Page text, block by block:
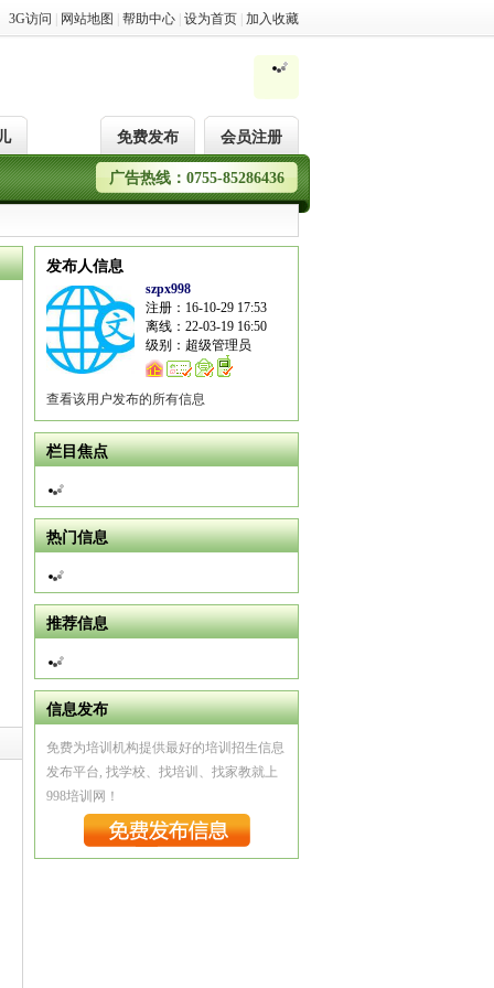
3G访问 网站地图 帮助中心 设为首页 加入收藏
会员注册
免费发布
广告热线：0755-85286436
发布人信息
szpx998
注册：16-10-29 17:53
离线：22-03-19 16:50
级别：超级管理员
查看该用户发布的所有信息
栏目焦点
热门信息
推荐信息
信息发布
免费为培训机构提供最好的培训招生信息
发布平台, 找学校、找培训、找家教就上
998培训网！